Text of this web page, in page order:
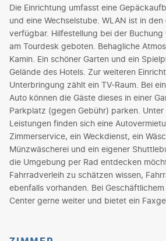
Die Einrichtung umfasst eine
und eine Wechselstube. WLAN ist in
verfügbar. Hilfestellung bei der Buchung
am Tourdesk geboten. Behagliche
Kamin. Ein schöner Garten und ein
Gelände des Hotels. Zur weiteren
Unterbringung zählt ein TV-Raum. Bei
Auto können die Gäste dieses in einer
Parkplatz (gegen Gebühr) parken. Unter
Leistungen finden sich eine
Zimmerservice, ein Weckdienst, ein
Münzwäscherei und ein eigener
die Umgebung per Rad entdecken
Fahrradverleih zu schätzen wissen,
ebenfalls vorhanden. Bei
Center gerne weiter und bietet ein